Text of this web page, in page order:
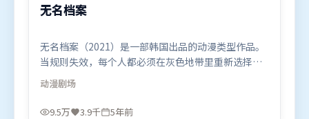
无名档案
无名档案（2021）是一部韩国出品的动漫类型作品。
当规则失效，每个人都必须在灰色地带里重新选择立
场与底线。摄影与美术共同营造出强烈地域气质，增
强沉浸感。由北野武执导，河正宇、汤唯、白宇，沈
腾、吴京、雷佳音等联袂出演。影片于2021年1月26
动漫剧场
9.5万 3.9千 5年前